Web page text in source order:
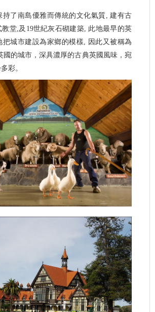
持了南島優雅而傳統的文化氣質, 建有古
堂,及19世紀灰石砌建築, 此地最早的英
把城市建設為家鄉的模樣, 因此又被稱為
國的城市，深具濃厚的古典英國風味，宛
彩。